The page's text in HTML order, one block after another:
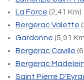
La Force (2,41 Km)
Bergerac Valette
Gardonne (5,91
Bergerac Caville
Bergerac
Saint Pierre